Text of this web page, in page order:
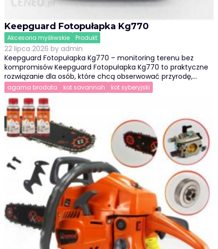
Keepguard Fotopułapka Kg770
Akcesoria myśliwskie Produkt
22 lipca 2026 by admin
Keepguard Fotopułapka Kg770 – monitoring terenu bez
kompromisów Keepguard Fotopułapka Kg770 to praktyczne
rozwiązanie dla osób, które chcą obserwować przyrodę,…
agama brodata kot savannah kot syberyjski